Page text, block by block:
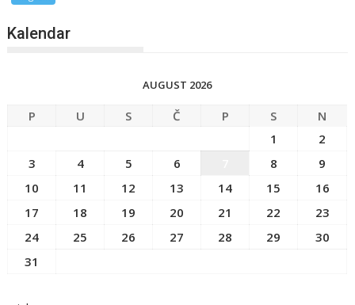
Kalendar
AUGUST 2026
P U S Č P S
N
1
2
3
4 5 6 8
9
10
11 12 13 14 15
16
17
18 19 20 21 22
23
24
25 26 27 28 29
30
31